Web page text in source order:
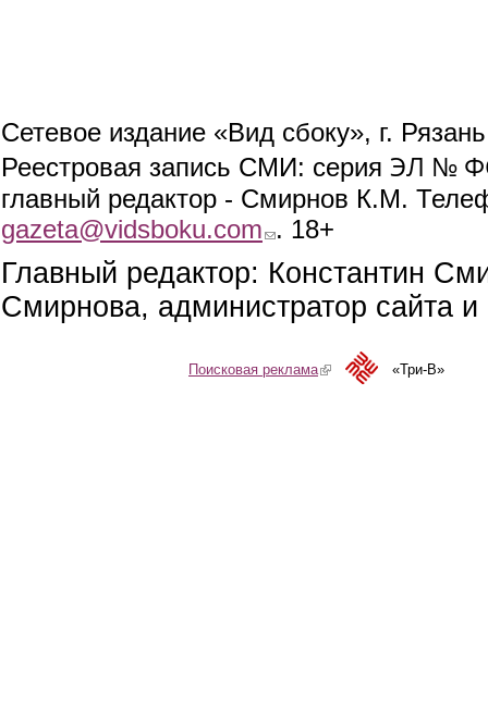
Сетевое издание «Вид сбоку», г.
Реестровая запись СМИ: серия ЭЛ №
главный редактор - Смирнов К.М.
gazeta@vidsboku.com (link sends e-mail)
. 18+
Главный редактор: Константин
Смирнова, администратор сайта
Поисковая реклама(link is external)«Три-В»